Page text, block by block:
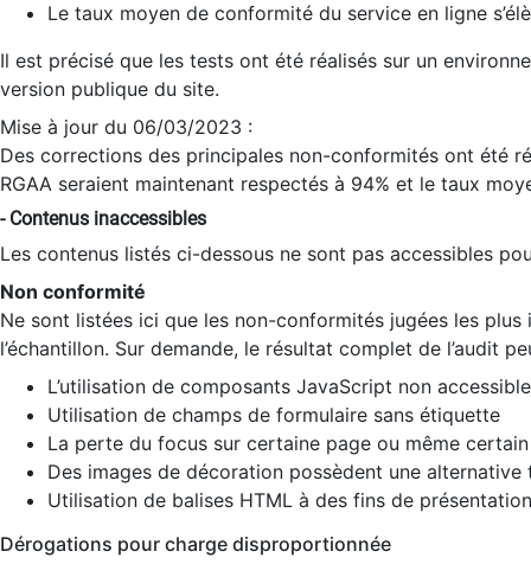
Le taux moyen de conformité du service en ligne
Il est précisé que les tests ont été réalisés sur un
version publique du site.
Mise à jour du 06/03/2023 :
Des corrections des principales non-conformités ont été
RGAA seraient maintenant respectés à 94% et le taux
- Contenus inaccessibles
Les contenus listés ci-dessous ne sont pas accessibles
Non conformité
Ne sont listées ici que les non-conformités jugées les
l’échantillon. Sur demande, le résultat complet de l’audit
L’utilisation de composants JavaScript non
Utilisation de champs de formulaire sans étiquette
La perte du focus sur certaine page ou même
Des images de décoration possèdent une alternative
Utilisation de balises HTML à des fins de
Dérogations pour charge disproportionnée